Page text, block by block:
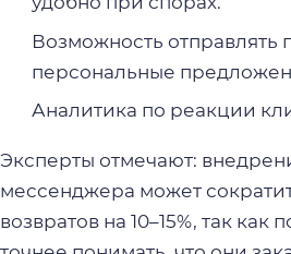
Возможность отправлять
персональные
Аналитика по реакции
Эксперты отмечают:
мессенджера может
возвратов на 10–15%, так как